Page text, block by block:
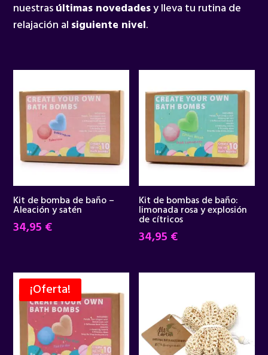
nuestrasúltimas novedadesy lleva tu rutina de
relajación al siguiente nivel.
Kit de bomba de baño –
Aleación y satén
34,95 €
Kit de bombas de baño:
limonada rosa y explosión
de cítricos
34,95 €
¡Oferta!